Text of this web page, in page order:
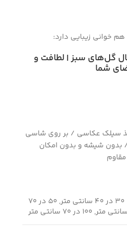
هم خوانی زیبایی دارد:
گل‌های سبز | لطافت و
شما
سیلک عکاسی / بر روی شاسی
چوب مقاوم / قاب pvc / بدون شیشه و بدون امکان
30 در 40 سانتی متر, 50 در 70
سانتی متر, 100 در 70 سانتی متر